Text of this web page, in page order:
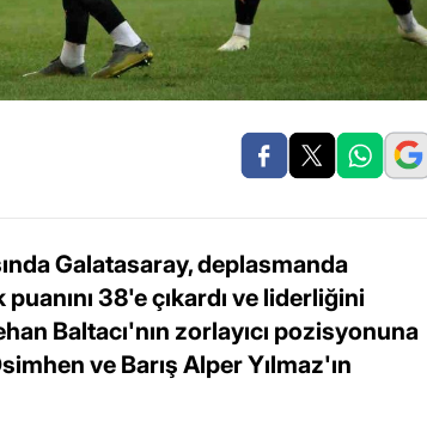
Galatasaray, deplasmanda
38'e çıkardı ve liderliğini
Baltacı'nın zorlayıcı pozisyonuna
ve Barış Alper Yılmaz'ın